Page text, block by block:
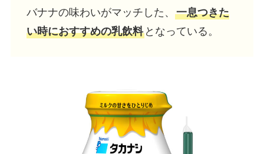
バナナの味わいがマッチした、 一息つきた
い時におすすめの乳飲料となっている。